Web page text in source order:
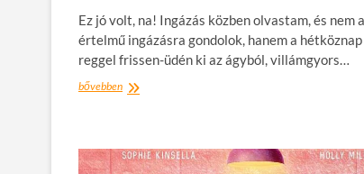
Ez jó volt, na! Ingázás közben olvastam, és nem
értelmű ingázásra gondolok, hanem a
reggel frissen-üdén ki az ágyból, villámgyors…
bővebbenKönyvajánló:
szabályok
ingázáshoz